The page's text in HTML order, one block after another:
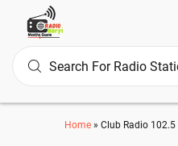
Home » Club Radio